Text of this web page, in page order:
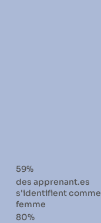
59%
des apprenant.es
s'identifient comme
femme
80%